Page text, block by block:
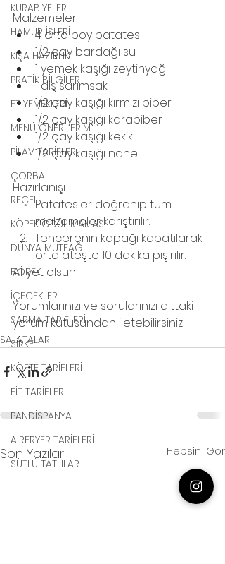
KURABİYELER
HAMUR İŞLERİ
KIŞA HAZIRLIK
PRATİK BİLGİLER
ET YEMEKLERİ
MENÜ ÖNERİLERİM
PİLAV TARİFLERİ
ÇORBA
REÇEL
KÖPEK ÖDÜL MAMASI
DÜNYA MUTFAĞI
BÖREK
İÇECEKLER
SARMA TARİFLERİ
SİRKE
KÖFTE TARİFLERİ
FİT TARİFLER
PANDİSPANYA
AİRFRYER TARİFLERİ
SÜTLÜ TATLILAR
Malzemeler:
4 orta boy patates
1/2 çay bardağı su
1 yemek kaşığı zeytinyağı
1 diş sarımsak
1/2 çay kaşığı kırmızı biber
1/2 çay kaşığı karabiber
1/2 çay kaşığı kekik
1/2 çay kaşığı nane
Hazırlanışı:
Patatesler doğranıp tüm
malzemeler karıştırılır.
Tencerenin kapağı kapatılarak
orta ateşte 10 dakika pişirilir.
Afiyet olsun!
Yorumlarınızı ve sorularınızı alttaki
yorum kutusundan iletebilirsiniz!
SALATALAR
Son Yazılar Hepsini Gör